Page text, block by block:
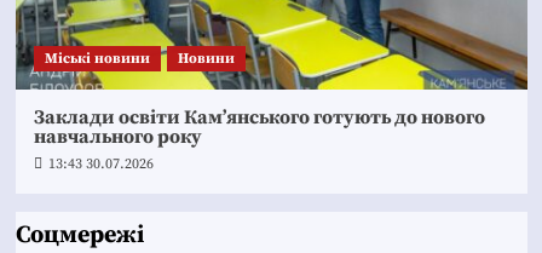
Mіські новини Новини
Заклади освіти Кам’янського готують до нового
навчального року
13:43 30.07.2026
Соцмережі